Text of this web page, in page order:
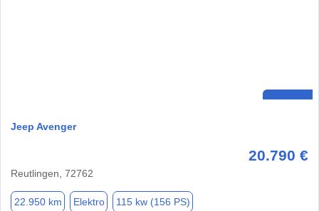
Jeep Avenger
20.790 €
Reutlingen, 72762
22.950 km Elektro 115 kw (156 PS)